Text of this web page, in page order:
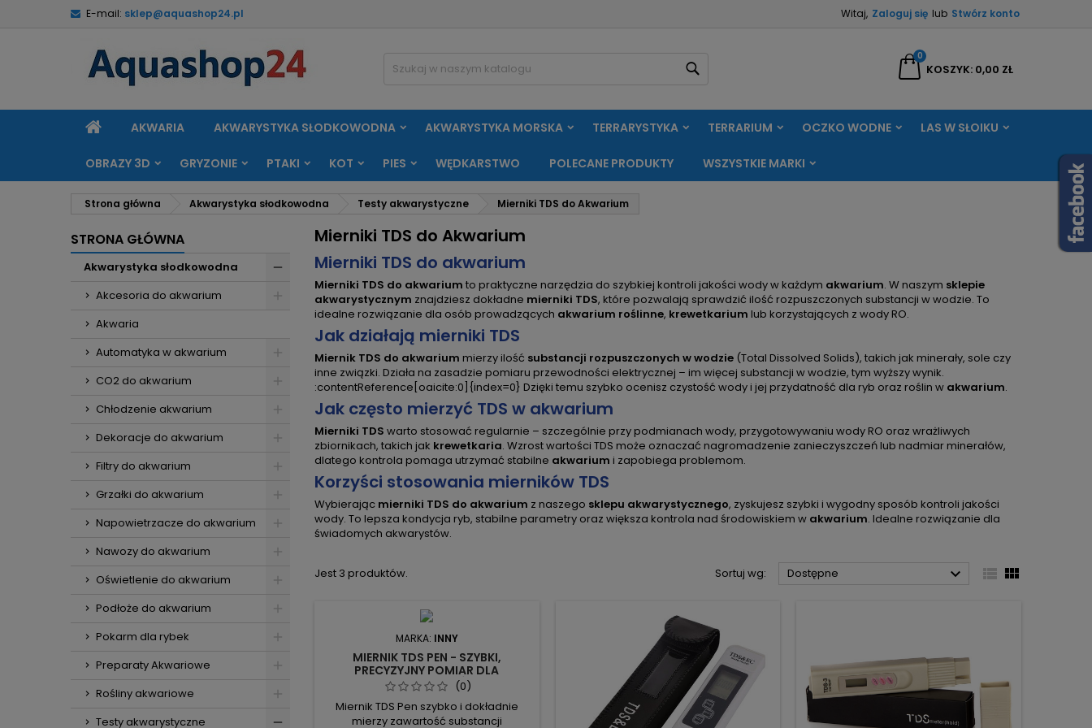
E-mail: sklep@aquashop24.pl Witaj, Zaloguj się lub Stwórz konto
KOSZYK
0
0,00 ZŁ
STRONAAKWARIA AKWARYSTYKA SŁODKOWODNA AKWARYSTYKA MORSKA TERRARYSTYKA TERRARIUM OCZKO WODNE LAS W SŁOIKU
OBRAZY 3D GRYZONIE PTAKI KOT PIES WĘDKARSTWO POLECANE PRODUKTY WSZYSTKIE MARKI
Strona główna Akwarystyka słodkowodna Testy akwarystyczne Mierniki TDS do Akwarium
STRONA GŁÓWNA
Akwarystyka słodkowodna
Akcesoria do akwarium
Akwaria
Automatyka w akwarium
CO2 do akwarium
Chłodzenie akwarium
Dekoracje do akwarium
Filtry do akwarium
Grzałki do akwarium
Napowietrzacze do akwarium
Nawozy do akwarium
Oświetlenie do akwarium
Podłoże do akwarium
Pokarm dla rybek
Preparaty Akwariowe
Rośliny akwariowe
Testy akwarystyczne
Mierniki TDS do Akwarium
Mierniki TDS do akwarium
Mierniki TDS do akwarium to praktyczne narzędzia do szybkiej kontroli jakości wody w każdym akwarium. W naszym sklepie
akwarystycznym znajdziesz dokładne mierniki TDS, które pozwalają sprawdzić ilość rozpuszczonych substancji w wodzie. To
idealne rozwiązanie dla osób prowadzących akwarium roślinne, krewetkarium lub korzystających z wody RO.
Jak działają mierniki TDS
Miernik TDS do akwarium mierzy ilość substancji rozpuszczonych w wodzie (Total Dissolved Solids), takich jak minerały, sole czy
inne związki. Działa na zasadzie pomiaru przewodności elektrycznej – im więcej substancji w wodzie, tym wyższy wynik.
:contentReference[oaicite:0]{index=0} Dzięki temu szybko ocenisz czystość wody i jej przydatność dla ryb oraz roślin w akwarium.
Jak często mierzyć TDS w akwarium
Mierniki TDS warto stosować regularnie – szczególnie przy podmianach wody, przygotowywaniu wody RO oraz wrażliwych
zbiornikach, takich jak krewetkaria. Wzrost wartości TDS może oznaczać nagromadzenie zanieczyszczeń lub nadmiar minerałów,
dlatego kontrola pomaga utrzymać stabilne akwarium i zapobiega problemom.
Korzyści stosowania mierników TDS
Wybierając mierniki TDS do akwarium z naszego sklepu akwarystycznego, zyskujesz szybki i wygodny sposób kontroli jakości
wody. To lepsza kondycja ryb, stabilne parametry oraz większa kontrola nad środowiskiem w akwarium. Idealne rozwiązanie dla
świadomych akwarystów.
Jest 3 produktów. Sortuj wg: Dostępne   
MARKA: INNY
MIERNIK TDS PEN - SZYBKI,
PRECYZYJNY POMIAR DLA
AKWARIUM I ODWRÓCONEJ
OSMOZY
(0)
Miernik TDS Pen szybko i dokładnie
mierzy zawartość substancji
Anuluj Utwórz listę życzeń